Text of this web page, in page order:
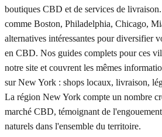
boutiques CBD et de services de
comme Boston, Philadelphia, Chicago,
alternatives intéressantes pour diversifier
en CBD. Nos guides complets pour ces
notre site et couvrent les mêmes
sur New York : shops locaux, livraison,
La région New York compte un nombre
marché CBD, témoignant de
naturels dans l'ensemble du territoire.